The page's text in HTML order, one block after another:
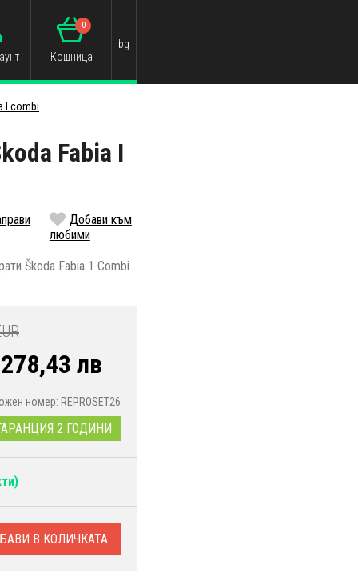
Кошница
0
bg
I combi
Fabia I
Добави към
любими
Škoda Fabia 1 Combi
278,43 лв
номер: REPROSET26
2 ГОДИНИ
В КОЛИЧКАТА